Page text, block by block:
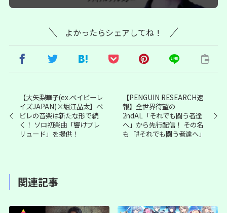
よかったらシェアしてね！
【大矢梨華子(ex.ベイビーレ
イズJAPAN)×堀江晶太】ベ
ビレの音楽は新たな形で続
く！ ソロ初楽曲「響けプレ
リュード」を提供！
【PENGUIN RESEARCH速
報】全世界待望の
2ndAL「それでも闘う者達
へ」から先行配信！ その名
も「#それでも闘う者達へ」
関連記事